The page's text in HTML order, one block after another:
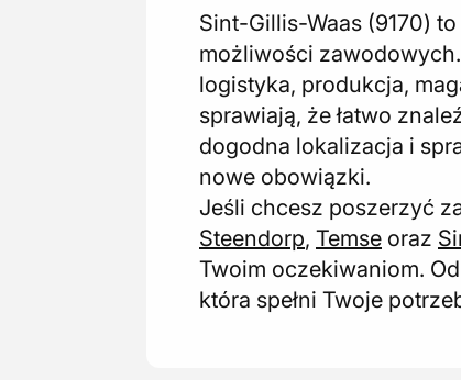
Sint-Gillis-Waas (9170)
możliwości
logistyka, produkcja,
sprawiają, że łatwo
dogodna lokalizacja i
nowe obowiązki.
Jeśli chcesz poszerzyć
Steendorp, Temse oraz
Twoim oczekiwaniom.
która spełni Twoje